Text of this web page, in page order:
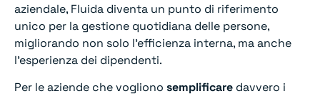
aziendale, Fluida diventa un punto di riferimento
unico per la gestione quotidiana delle persone,
migliorando non solo l’efficienza interna, ma anche
l’esperienza dei dipendenti.
Per le aziende che vogliono semplificare davvero i